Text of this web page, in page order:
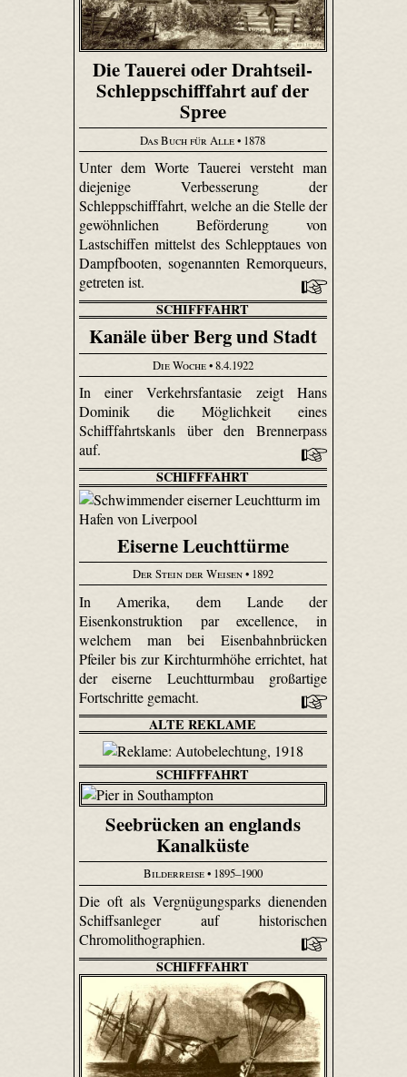
Die Tauerei oder Drahtseil-
Schleppschifffahrt auf der
Spree
Das Buch für Alle• 1878
Unter dem Worte Tauerei versteht man
diejenige Verbesserung der
Schleppschifffahrt, welche an die Stelle der
gewöhnlichen Beförderung von
Lastschiffen mittelst des Schlepptaues von
Dampfbooten, sogenannten Remorqueurs,
getreten ist.
SCHIFFFAHRT
Kanäle über Berg und Stadt
Die Woche• 8.4.1922
In einer Verkehrsfantasie zeigt Hans
Dominik die Möglichkeit eines
Schifffahrtskanls über den Brennerpass
auf.
SCHIFFFAHRT
Eiserne Leuchttürme
Der Stein der Weisen• 1892
In Amerika, dem Lande der
Eisenkonstruktion par excellence, in
welchem man bei Eisenbahnbrücken
Pfeiler bis zur Kirchturmhöhe errichtet, hat
der eiserne Leuchtturmbau großartige
Fortschritte gemacht.
ALTE REKLAME
SCHIFFFAHRT
Seebrücken an englands
Kanalküste
Bilderreise• 1895–1900
Die oft als Vergnügungsparks dienenden
Schiffsanleger auf historischen
Chromolithographien.
SCHIFFFAHRT